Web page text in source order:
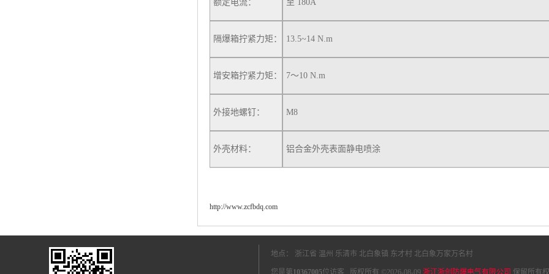
额定电流： 至 180A
隔爆箱拧紧力矩： 13.5~14 N.m
增安箱拧紧力矩： 7～10 N.m
外接地螺钉： M8
外壳材料： 铝合金外壳表面静电喷涂
http://www.zcfbdq.com
地点： 浙江省 温州 乐清市 北白象镇 东才村 北白象万家万名村
您是第10367005位访客 版权所有 ©2026-08-09 浙江浙创防爆电气有限公司 保留所有